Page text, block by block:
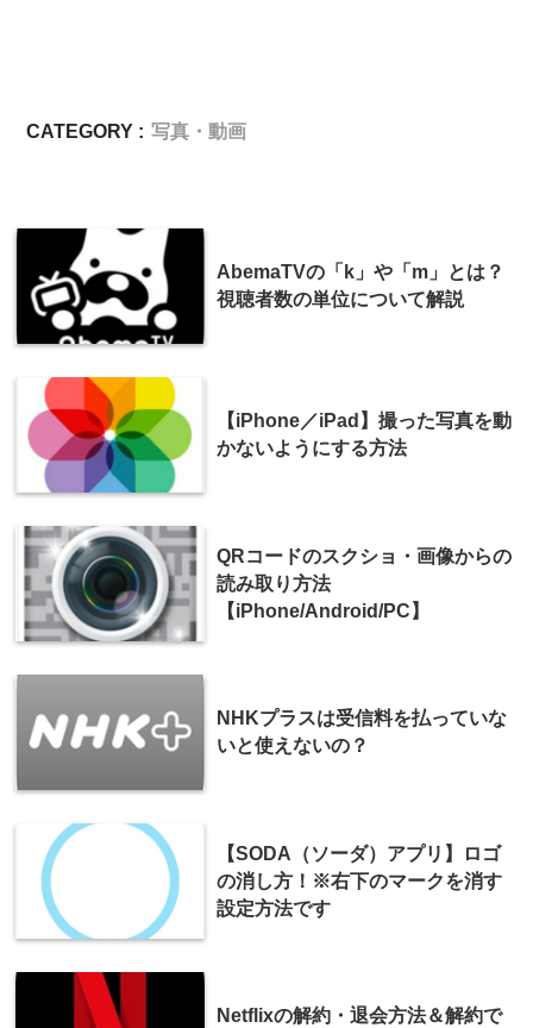
CATEGORY : 写真・動画
AbemaTVの「k」や「m」とは？
視聴者数の単位について解説
【iPhone／iPad】撮った写真を動
かないようにする方法
QRコードのスクショ・画像からの
読み取り方法
【iPhone/Android/PC】
NHKプラスは受信料を払っていな
いと使えないの？
【SODA（ソーダ）アプリ】ロゴ
の消し方！※右下のマークを消す
設定方法です
Netflixの解約・退会方法＆解約で